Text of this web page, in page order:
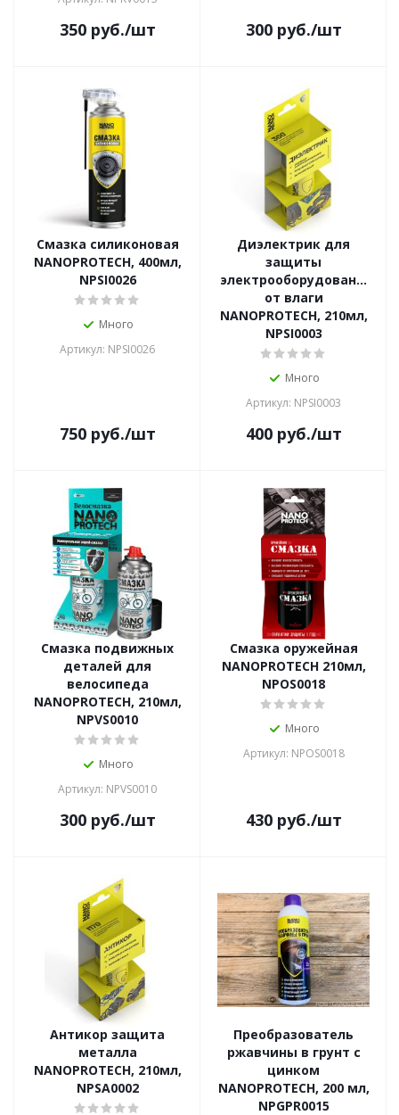
350руб./шт 300руб./шт
Смазка силиконовая
NANOPROTECH, 400мл,
NPSI0026
Много
Артикул: NPSI0026
750руб./шт
Диэлектрик для
защиты
электрооборудования
от влаги
NANOPROTECH, 210мл,
NPSI0003
Много
Артикул: NPSI0003
400руб./шт
Смазка подвижных
деталей для
велосипеда
NANOPROTECH, 210мл,
NPVS0010
Много
Артикул: NPVS0010
300руб./шт
Смазка оружейная
NANOPROTECH 210мл,
NPOS0018
Много
Артикул: NPOS0018
430руб./шт
Антикор защита
металла
NANOPROTECH, 210мл,
NPSA0002
Преобразователь
ржавчины в грунт с
цинком
NANOPROTECH, 200 мл,
NPGPR0015